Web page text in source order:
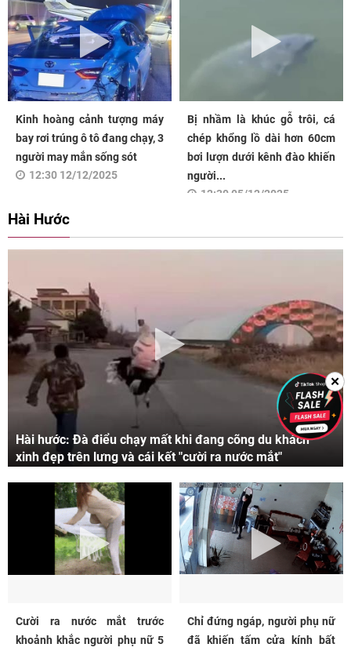
Kinh hoàng cảnh tượng máy
bay rơi trúng ô tô đang chạy, 3
người may mắn sống sót
12:30 12/12/2025
Bị nhầm là khúc gỗ trôi, cá
chép khổng lồ dài hơn 60cm
bơi lượn dưới kênh đào khiến
người...
12:30 05/12/2025
Hài Hước
Hài hước: Đà điểu chạy mất khi đang cõng du khách
xinh đẹp trên lưng và cái kết "cười ra nước mắt"
Cười ra nước mắt trước
khoảnh khắc người phụ nữ 5
Chỉ đứng ngáp, người phụ nữ
đã khiến tấm cửa kính bất
✕